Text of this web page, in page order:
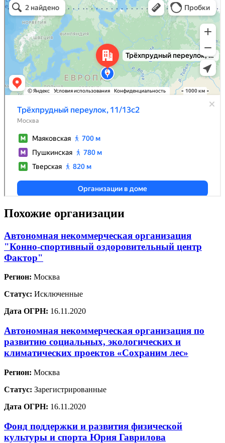
Похожие организации
Автономная некоммерческая организация
"Конно-спортивный оздоровительный центр
Фактор"
Регион: Москва
Статус: Исключенные
Дата ОГРН: 16.11.2020
Автономная некоммерческая организация по
развитию социальных, экологических и
климатических проектов «Сохраним лес»
Регион: Москва
Статус: Зарегистрированные
Дата ОГРН: 16.11.2020
Фонд поддержки и развития физической
культуры и спорта Юрия Гаврилова